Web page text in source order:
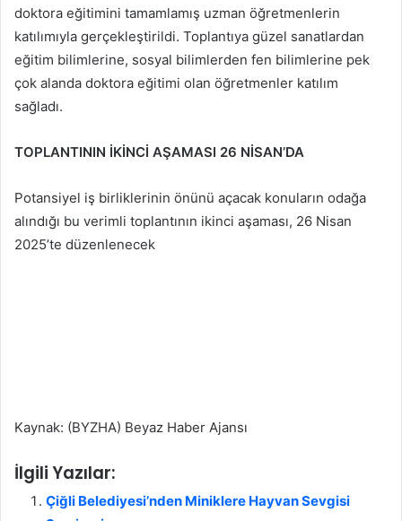
doktora eğitimini tamamlamış uzman öğretmenlerin
katılımıyla gerçekleştirildi. Toplantıya güzel sanatlardan
eğitim bilimlerine, sosyal bilimlerden fen bilimlerine pek
çok alanda doktora eğitimi olan öğretmenler katılım
sağladı.
TOPLANTININ İKİNCİ AŞAMASI 26 NİSAN’DA
Potansiyel iş birliklerinin önünü açacak konuların odağa
alındığı bu verimli toplantının ikinci aşaması, 26 Nisan
2025’te düzenlenecek
Kaynak: (BYZHA) Beyaz Haber Ajansı
İlgili Yazılar:
Çiğli Belediyesi’nden Miniklere Hayvan Sevgisi